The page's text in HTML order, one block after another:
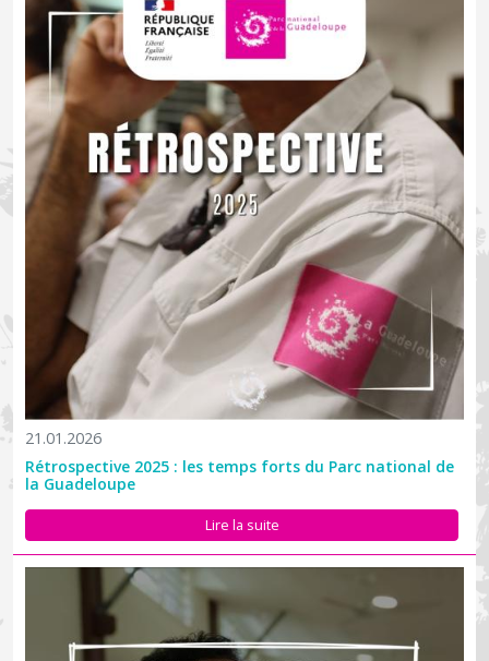
21.01.2026
Rétrospective 2025 : les temps forts du Parc national de
la Guadeloupe
Lire la suite
un webinaire stratégique à une question centrale pour l’avenir de
l’archipel : comment faire en sorte que le développement de la
Guadeloupe régénère le vivant, au lieu de l’épuiser ?